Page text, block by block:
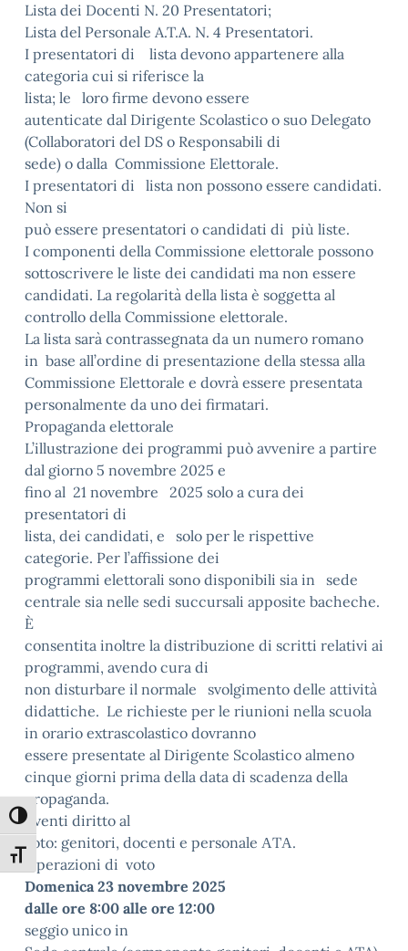
Attiva/disattiva alto contrasto
Attiva/disattiva dimensione testo
Lista dei Docenti N. 20 Presentatori;
Lista del Personale A.T.A. N. 4 Presentatori.
I presentatori di lista devono appartenere alla
categoria cui si riferisce la
lista; le loro firme devono essere
autenticate dal Dirigente Scolastico o suo Delegato
(Collaboratori del DS o Responsabili di
sede) o dalla Commissione Elettorale.
I presentatori di lista non possono essere candidati.
Non si
può essere presentatori o candidati di più liste.
I componenti della Commissione elettorale possono
sottoscrivere le liste dei candidati ma non essere
candidati. La regolarità della lista è soggetta al
controllo della Commissione elettorale.
La lista sarà contrassegnata da un numero romano
in base all’ordine di presentazione della stessa alla
Commissione Elettorale e dovrà essere presentata
personalmente da uno dei firmatari.
Propaganda elettorale
L’illustrazione dei programmi può avvenire a partire
dal giorno 5 novembre 2025 e
fino al 21 novembre 2025 solo a cura dei
presentatori di
lista, dei candidati, e solo per le rispettive
categorie. Per l’affissione dei
programmi elettorali sono disponibili sia in sede
centrale sia nelle sedi succursali apposite bacheche.
È
consentita inoltre la distribuzione di scritti relativi ai
programmi, avendo cura di
non disturbare il normale svolgimento delle attività
didattiche. Le richieste per le riunioni nella scuola
in orario extrascolastico dovranno
essere presentate al Dirigente Scolastico almeno
cinque giorni prima della data di scadenza della
propaganda.
Aventi diritto al
voto: genitori, docenti e personale АTА.
Operazioni di voto
Domenica 23 novembre 2025
dalle ore 8:00 alle ore 12:00
seggio unico in